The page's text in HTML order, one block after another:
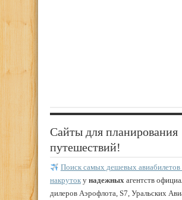
Сайты для планирования
путешествий!
Поиск самых дешевых авиабилетов
накруток у надежных агентств
дилеров Аэрофлота, S7, Уральских